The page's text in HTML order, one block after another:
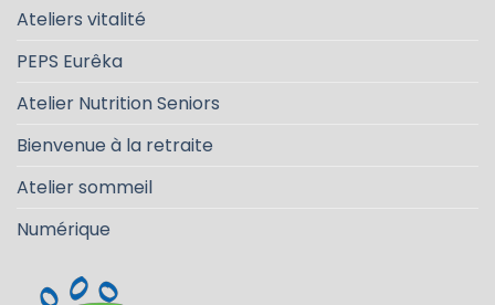
Ateliers vitalité
PEPS Eurêka
Atelier Nutrition Seniors
Bienvenue à la retraite
Atelier sommeil
Numérique